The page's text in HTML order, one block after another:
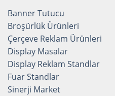
Banner Tutucu
Broşürlük Ürünleri
Çerçeve Reklam Ürünleri
Display Masalar
Display Reklam Standlar
Fuar Standlar
Sinerji Market